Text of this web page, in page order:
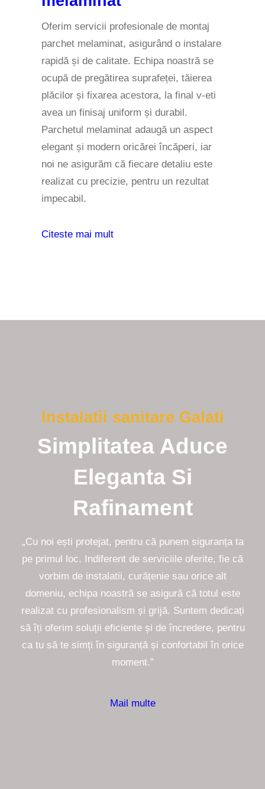
Oferim servicii profesionale de montaj
parchet melaminat, asigurând o instalare
rapidă și de calitate. Echipa noastră se
ocupă de pregătirea suprafeței, tăierea
plăcilor și fixarea acestora, la final v-eti
avea un finisaj uniform și durabil.
Parchetul melaminat adaugă un aspect
elegant și modern oricărei încăperi, iar
noi ne asigurăm că fiecare detaliu este
realizat cu precizie, pentru un rezultat
impecabil.
Citeste mai mult
Instalatii sanitare Galati
Simplitatea Aduce
Eleganta Si
Rafinament
„Cu noi ești protejat, pentru că punem siguranța ta
pe primul loc. Indiferent de serviciile oferite, fie că
vorbim de instalatii, curățenie sau orice alt
domeniu, echipa noastră se asigură că totul este
realizat cu profesionalism și grijă. Suntem dedicați
să îți oferim soluții eficiente și de încredere, pentru
ca tu să te simți în siguranță și confortabil în orice
moment.”
Mail multe